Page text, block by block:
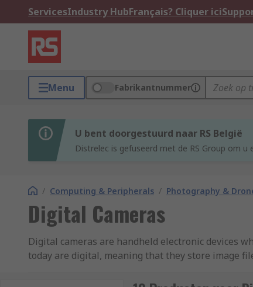
ServicesIndustry HubFrançais? Cliquer ici
Menu Fabrikantnummer
U bent doorgestuurd naar RS België
Distrelec is gefuseerd met de RS Group om
/ Computing & Peripherals / Photography &
Digital Cameras
Digital cameras are handheld electronic devices
today are digital, meaning that they store image